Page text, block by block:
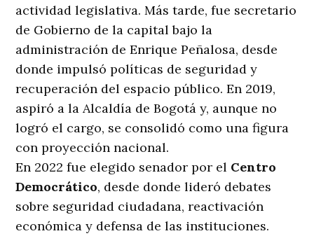
actividad legislativa. Más tarde, fue secretario
de Gobierno de la capital bajo la
administración de Enrique Peñalosa, desde
donde impulsó políticas de seguridad y
recuperación del espacio público. En 2019,
aspiró a la Alcaldía de Bogotá y, aunque no
logró el cargo, se consolidó como una figura
con proyección nacional.
En 2022 fue elegido senador por el Centro
Democrático, desde donde lideró debates
sobre seguridad ciudadana, reactivación
económica y defensa de las instituciones.